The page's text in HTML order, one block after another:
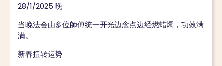
​28/1/2025 晚
当晚法会由多位師傅统一开光边念点边经燃蜡燭，功效满
满。
新春扭转运势